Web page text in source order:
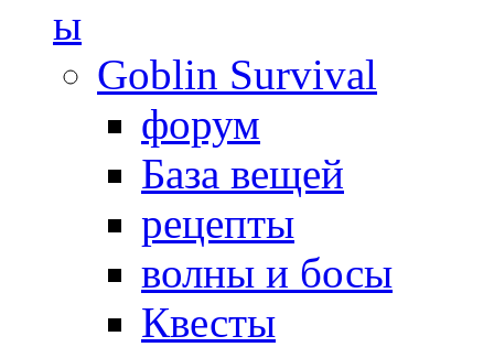
ы
Goblin Survival
форум
База вещей
рецепты
волны и босы
Квесты